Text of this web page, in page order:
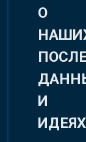
О
И
ИДЕЯХ